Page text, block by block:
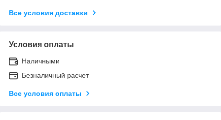
Все условия доставки
Условия оплаты
Наличными
Безналичный расчет
Все условия оплаты